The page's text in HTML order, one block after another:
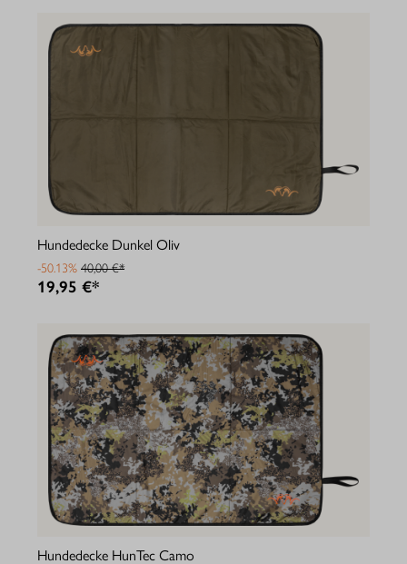
Hundedecke Dunkel Oliv
-50.13% 40,00 €*
19,95 €*
Hundedecke HunTec Camo